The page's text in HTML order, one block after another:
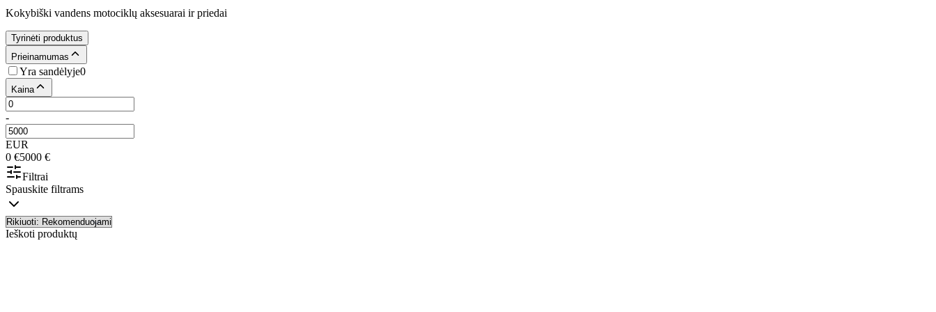
Kokybiški vandens motociklų aksesuarai ir priedai
Tyrinėti produktus
Prieinamumas
Yra sandėlyje0
Kaina
-
EUR
0 €5000 €
Filtrai
Spauskite filtrams
Ieškoti produktų